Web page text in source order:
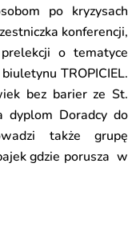
po kryzysach
konferencji,
o tematyce
TROPICIEL.
bez barier ze St.
dyplom Doradcy do
także grupę
gdzie porusza w